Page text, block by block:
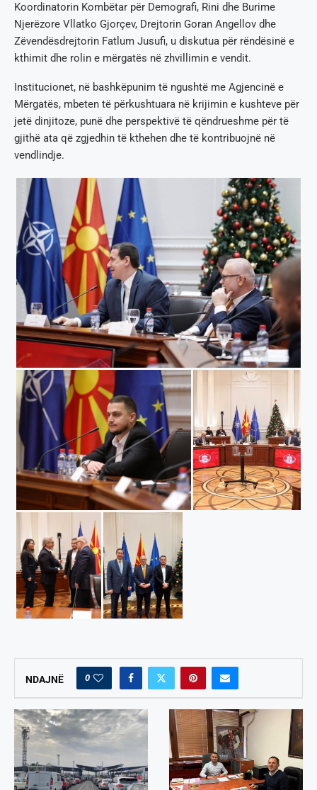
Koordinatorin Kombëtar për Demografi, Rini dhe Burime
Njerëzore Vllatko Gjorçev, Drejtorin Goran Angellov dhe
Zëvendësdrejtorin Fatlum Jusufi, u diskutua për rëndësinë e
kthimit dhe rolin e mërgatës në zhvillimin e vendit.
Institucionet, në bashkëpunim të ngushtë me Agjencinë e
Mërgatës, mbeten të përkushtuara në krijimin e kushteve për
jetë dinjitoze, punë dhe perspektivë të qëndrueshme për të
gjithë ata që zgjedhin të kthehen dhe të kontribuojnë në
vendlindje.
NDAJNË 0